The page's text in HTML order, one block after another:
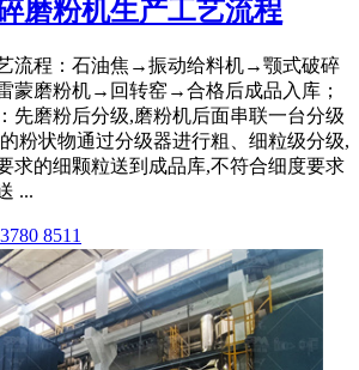
磨粉机生产工艺流程
流程：石油焦→振动给料机→颚式破碎
磨粉机→回转窑→合格后成品入库；
先磨粉后分级,磨粉机后面串联一台分级
粉状物通过分级器进行粗、细粒级分级,
求的细颗粒送到成品库,不符合细度要求
...
8511